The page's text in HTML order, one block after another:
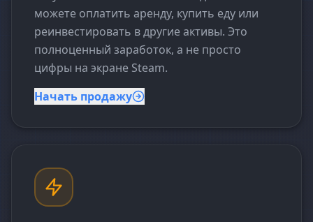
можете оплатить аренду, купить еду или
реинвестировать в другие активы. Это
полноценный заработок, а не просто
цифры на экране Steam.
Начать продажу